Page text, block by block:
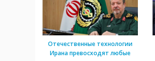
Отечественные технологии
Ирана превосходят любые